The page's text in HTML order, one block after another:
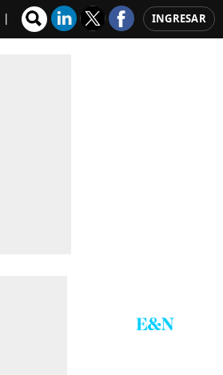
INGRESAR